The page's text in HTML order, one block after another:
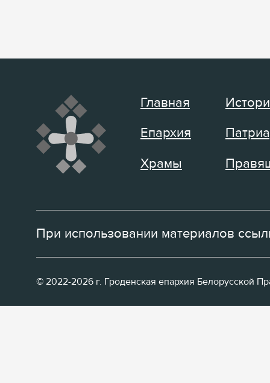
Главная
Епархия
Храмы
При использовании материалов
© 2022-2026 г. Гроденская епархия Белорусской